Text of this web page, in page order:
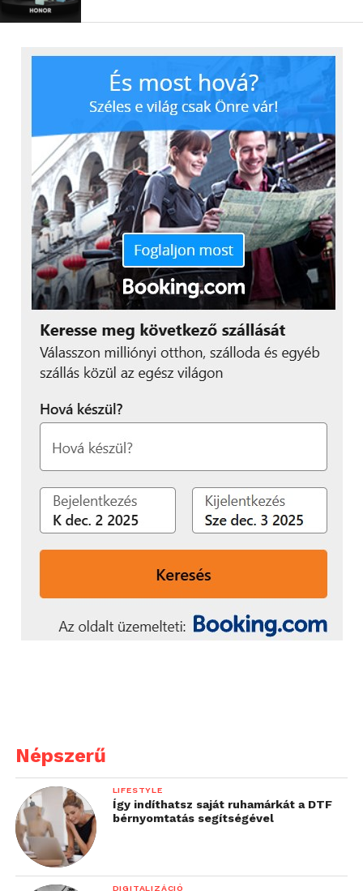
Fókuszban a digitális szabadság
A hálózati fejlesztések mellett a Yettel hivatalos
telekommunikációs partnerként a fesztivál
területén megnöveli a kihelyezett Mobiltöltő
Pontokat, ezzel is biztosítva a fesztiválozóknak,
hogy végig elérhetőek legyenek.
„A Yettel számára a Sziget
nem csupán egy fesztivál,
hanem egy különleges tér,
ahol a kapcsolódás
egyszerre kap digitális és
emberi jelentést. Éppen
ezért idén is arra
törekszünk, hogy a
korlátlan fesztiválozást
olyan digitális
megoldással támogassuk,
és felejthetetlenebb lesz
a fesztiválélmény. A
szabott aftermovie-jukat
készíthetik el a Sziget
appon belül található
pillanataikat a Sziget
hivatalos napi videóival
egyesíti a mesterséges
intelligencia. A Yettel
Colosseum mellett pedig
egy Aftermovie Zónát
Népszerű
LIFESTYLE
Így indíthatsz saját ruhamárkát a DTF
bérnyomtatás segítségével
DIGITALIZÁCIÓ